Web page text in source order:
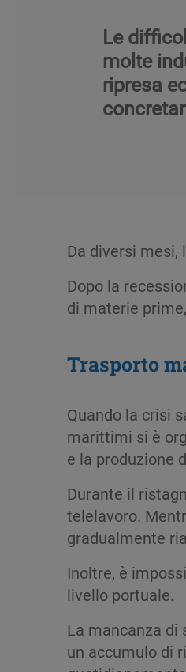
Le
molte
ripresa
Da diversi mesi,
Dopo la
di materie
Trasporto
Quando la crisi
marittimi si è
e la produzione
Durante il
telelavoro.
gradualmente
Inoltre, è
livello portuale.
La mancanza di
un accumulo di